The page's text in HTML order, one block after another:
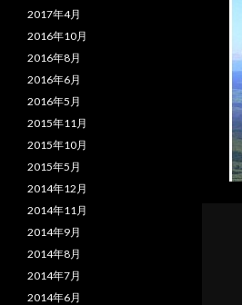
2017年4月
2016年10月
2016年8月
2016年6月
2016年5月
2015年11月
2015年10月
2015年5月
2014年12月
2014年11月
2014年9月
2014年8月
2014年7月
2014年6月